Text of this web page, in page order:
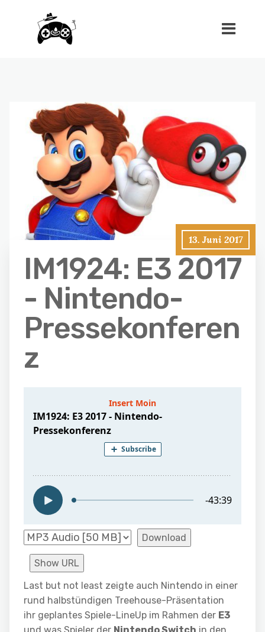
13. Juni 2017
IM1924: E3 2017
- Nintendo-
Pressekonferen
z
Download
Show URL
Last but not least zeigte auch Nintendo in einer
rund halbstündigen Treehouse-Präsentation
ihr geplantes Spiele-LineUp im Rahmen der E3